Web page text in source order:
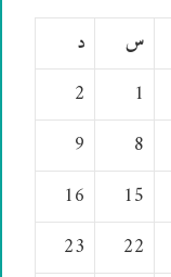
س
د
1
2
8
9
15
16
22
23